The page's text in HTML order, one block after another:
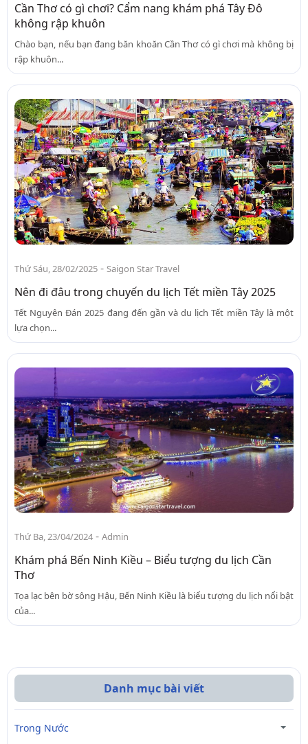
Cần Thơ có gì chơi? Cẩm nang khám phá Tây Đô
không rập khuôn
Chào bạn, nếu bạn đang băn khoăn Cần Thơ có gì chơi mà không bị
rập khuôn...
Thứ Sáu, 28/02/2025 - Saigon Star Travel
Nên đi đâu trong chuyến du lịch Tết miền Tây 2025
Tết Nguyên Đán 2025 đang đến gần và du lịch Tết miền Tây là một
lựa chọn...
Thứ Ba, 23/04/2024 - Admin
Khám phá Bến Ninh Kiều – Biểu tượng du lịch Cần
Thơ
Tọa lạc bên bờ sông Hậu, Bến Ninh Kiều là biểu tượng du lịch nổi bật
của...
Danh mục bài viết
Trong Nước